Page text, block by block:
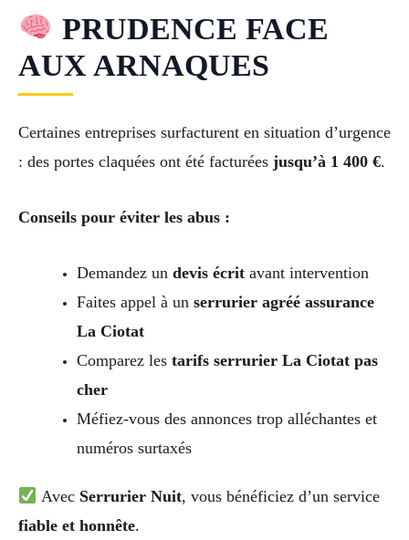
PRUDENCE FACE
AUX ARNAQUES
Certaines entreprises surfacturent en situation d’urgence
: des portes claquées ont été facturées jusqu’à 1 400 €.
Conseils pour éviter les abus :
Demandez un devis écritavant intervention
Faites appel à un serrurier agréé assurance
La Ciotat
Comparez les tarifs serrurier La Ciotat pas
cher
Méfiez-vous des annonces trop alléchantes et
numéros surtaxés
Avec Serrurier Nuit, vous bénéficiez d’un service
fiable et honnête.